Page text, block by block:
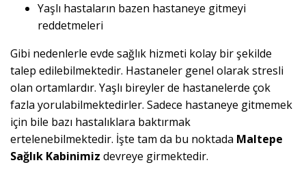
Yaşlı hastaların bazen hastaneye gitmeyi
reddetmeleri
Gibi nedenlerle evde sağlık hizmeti kolay bir şekilde
talep edilebilmektedir. Hastaneler genel olarak stresli
olan ortamlardır. Yaşlı bireyler de hastanelerde çok
fazla yorulabilmektedirler. Sadece hastaneye gitmemek
için bile bazı hastalıklara baktırmak
ertelenebilmektedir. İşte tam da bu noktada Maltepe
Sağlık Kabinimiz devreye girmektedir.